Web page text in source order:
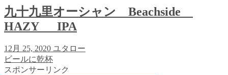
九十九里オーシャン Beachside
HAZY IPA
12月 25, 2020 ユタロー
ビールに乾杯
スポンサーリンク